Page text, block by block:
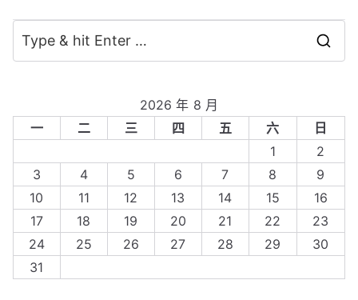
導
覽
r
c
h
f
o
r
:
2026 年 8 月
一
二 三 四 五 六
日
1
2
3
4 5 6 7 8
9
10
11 12 13 14 15
16
17
18 19 20 21 22
23
24
25 26 27 28 29
30
31